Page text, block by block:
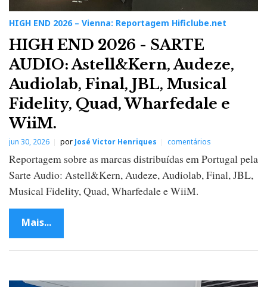
HIGH END 2026 – Vienna: Reportagem Hificlube.net
HIGH END 2026 - SARTE
AUDIO: Astell&Kern, Audeze,
Audiolab, Final, JBL, Musical
Fidelity, Quad, Wharfedale e
WiiM.
jun 30, 2026 por José Victor Henriques comentários
Reportagem sobre as marcas distribuídas em Portugal pela
Sarte Audio: Astell&Kern, Audeze, Audiolab, Final, JBL,
Musical Fidelity, Quad, Wharfedale e WiiM.
Mais...